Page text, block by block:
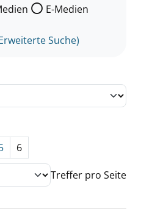
nach der Sie suchen wollen.
E-Medien
Suche)
6
Treffer pro Seite